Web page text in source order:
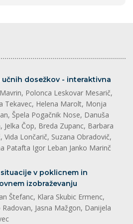
učnih dosežkov - interaktivna
Polonca Leskovar Mesarič,
Tekavec, Helena Marolt, Monja
Špela Pogačnik Nose, Danuša
Jelka Čop, Breda Zupanc, Barbara
Vida Lončarič, Suzana Obradovič,
Patafta Igor Leban Janko Marinč
situacije v poklicnem in
izobraževanju
Štefanc, Klara Skubic Ermenc,
Jasna Mažgon, Danijela